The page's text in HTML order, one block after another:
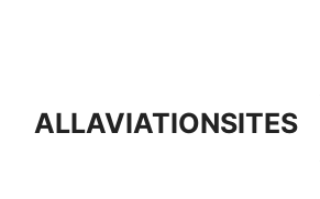
ALLAVIATIONSITES